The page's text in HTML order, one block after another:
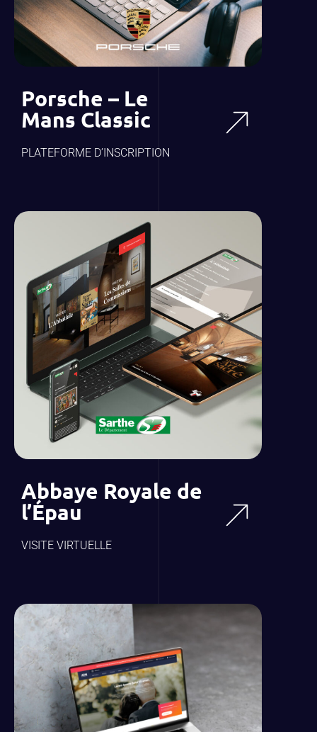
Porsche – Le
Mans Classic
PLATEFORME D’INSCRIPTION
Abbaye Royale de
l’Épau
VISITE VIRTUELLE